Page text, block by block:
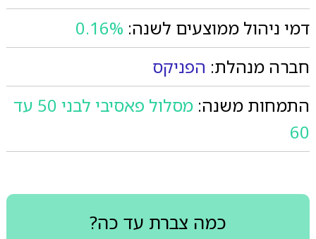
דמי ניהול ממוצעים לשנה: 0.16%
חברה מנהלת: הפניקס
התמחות משנה:
מסלול פאסיבי לבני 50 עד
60
כמה צברת עד כה?